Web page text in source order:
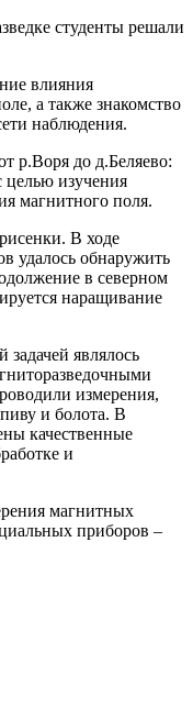
студенты решали
влияния
а также знакомство
наблюдения.
р.Воря до д.Беляево:
целью изучения
магнитного поля.
В ходе
удалось обнаружить
в северном
наращивание
являлось
измерения,
и болота. В
качественные
и
магнитных
приборов –